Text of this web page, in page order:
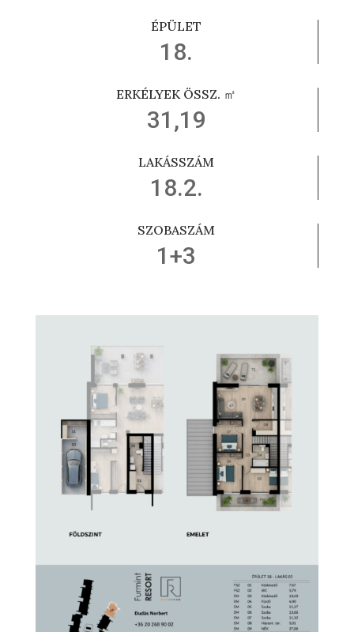
ÉPÜLET
18.
ERKÉLYEK ÖSSZ. ㎡
31,19
LAKÁSSZÁM
18.2.
SZOBASZÁM
1+3